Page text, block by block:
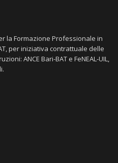
la Formazione Professionale in
per iniziativa contrattuale delle
ANCE Bari-BAT e FeNEAL-UIL,